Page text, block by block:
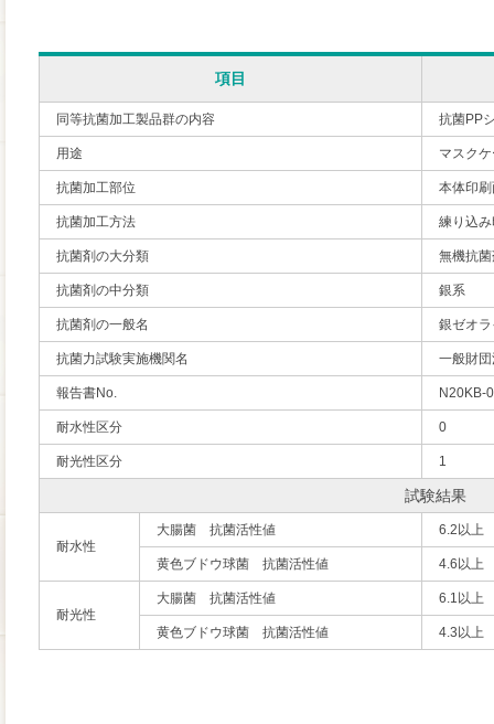
項目
同等抗菌加工製品群の内容 抗菌PP
用途 マスク
抗菌加工部位 本体印
抗菌加工方法 練り込
抗菌剤の大分類 無機抗
抗菌剤の中分類 銀系
抗菌剤の一般名 銀ゼオ
抗菌力試験実施機関名 一般財
報告書No. N20KB-
耐水性区分 0
耐光性区分 1
試験結果
耐水性
大腸菌 抗菌活性値 6.2以上
黄色ブドウ球菌 抗菌活性値 4.6以上
耐光性
大腸菌 抗菌活性値 6.1以上
黄色ブドウ球菌 抗菌活性値 4.3以上